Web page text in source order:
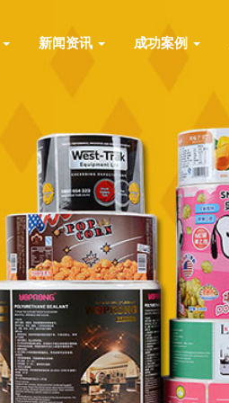
新闻资讯 成功案例